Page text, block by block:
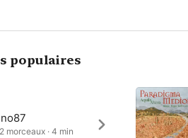
populaires
morceaux · 4 min